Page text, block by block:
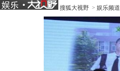
搜狐大视野 > 娱乐频道